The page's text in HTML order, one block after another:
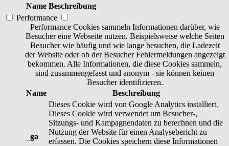
Name Beschreibung
Performance
Performance Cookies sammeln Informationen darüber, wie
Besucher eine Webseite nutzen. Beispielsweise welche Seiten
Besucher wie häufig und wie lange besuchen, die Ladezeit
der Website oder ob der Besucher Fehlermeldungen angezeigt
bekommen. Alle Informationen, die diese Cookies sammeln,
sind zusammengefasst und anonym - sie können keinen
Besucher identifizieren.
Name
Beschreibung
_ga
Dieses Cookie wird von Google Analytics installiert.
Dieses Cookie wird verwendet um Besucher-,
Sitzungs- und Kampagnendaten zu berechnen und die
Nutzung der Website für einen Analysebericht zu
erfassen. Die Cookies speichern diese Informationen